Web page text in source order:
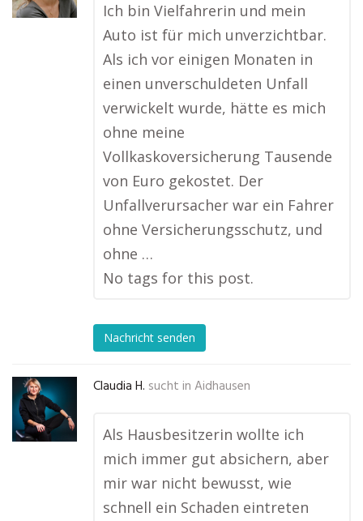
Ich bin Vielfahrerin und mein
Auto ist für mich unverzichtbar.
Als ich vor einigen Monaten in
einen unverschuldeten Unfall
verwickelt wurde, hätte es mich
ohne meine
Vollkaskoversicherung Tausende
von Euro gekostet. Der
Unfallverursacher war ein Fahrer
ohne Versicherungsschutz, und
ohne …
No tags for this post.
Nachricht senden
Claudia H. sucht in Aidhausen
Als Hausbesitzerin wollte ich
mich immer gut absichern, aber
mir war nicht bewusst, wie
schnell ein Schaden eintreten